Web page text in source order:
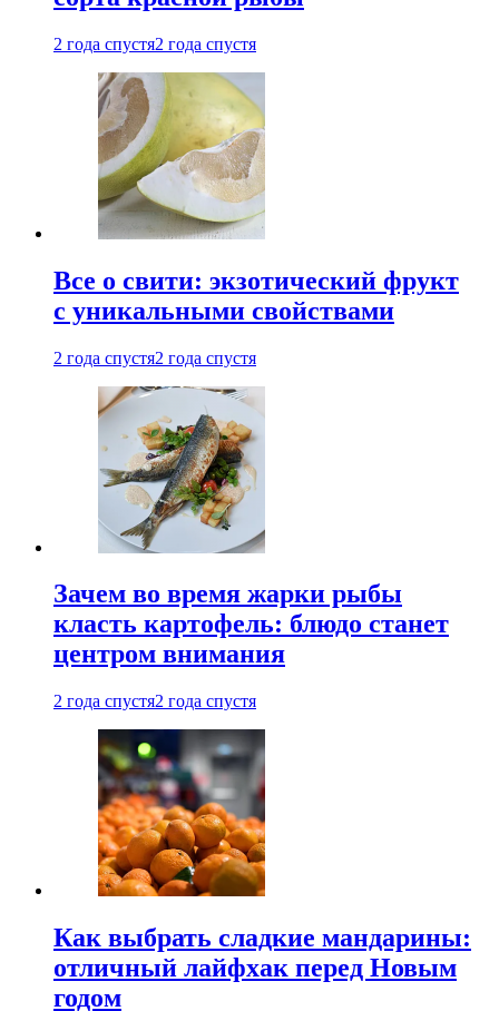
2 года спустя2 года спустя
Все о свити: экзотический фрукт
с уникальными свойствами
2 года спустя2 года спустя
Зачем во время жарки рыбы
класть картофель: блюдо станет
центром внимания
2 года спустя2 года спустя
Как выбрать сладкие мандарины:
отличный лайфхак перед Новым
годом